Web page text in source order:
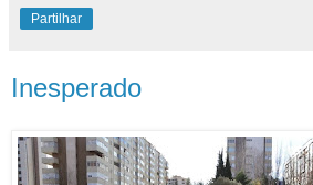
Partilhar
Inesperado